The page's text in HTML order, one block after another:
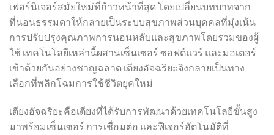
เฟอร์นิเจอร์สมัยใหม่ที่ก้าวหน้าที่สุด โดยเปลี่ยนบทบาทจาก
ที่นอนธรรมดาให้กลายเป็นระบบสุขภาพส่วนบุคคลที่มุ่งเน้น
การปรับปรุงคุณภาพการนอนหลับและสุขภาพโดยรวมของผู้
ใช้ เทคโนโลยีเหล่านี้ผสานเซ็นเซอร์ ซอฟต์แวร์ และมอเตอร์
เข้าด้วยกันอย่างชาญฉลาด เตียงอัจฉริยะจึงกลายเป็นทาง
เลือกที่พลิกโฉมการใช้ชีวิตยุคใหม่
เตียงอัจฉริยะคือเตียงที่ได้รับการพัฒนาด้วยเทคโนโลยีขั้นสูง
มาพร้อมเซ็นเซอร์ การเชื่อมต่อ และฟีเจอร์อัตโนมัติที่